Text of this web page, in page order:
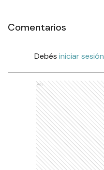
Comentarios
Debés iniciar sesión
Ads